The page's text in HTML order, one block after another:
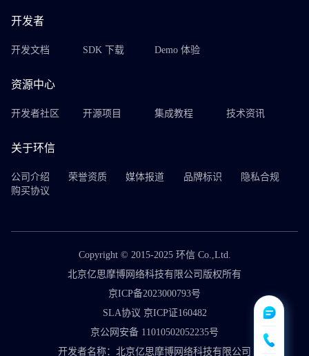
开发者
开发文档 SDK 下载 Demo 体验
资源中心
开发者社区 开源项目 集成教程 技术资讯
关于环信
公司介绍 荣誉资质 媒体报道 品牌标识
隐私合规
购买协议
Copyright © 2015-2025 环信 Co.,Ltd.
北京亿思摩博网络科技有限公司版权所有
京ICP备2023000793号
SLA协议 京ICP证160482
京公网安备 11010502052235号
开发者名称：北京亿思摩博网络科技有限公司